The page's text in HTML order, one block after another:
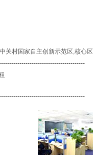
关村国家自主创新示范区,核心区